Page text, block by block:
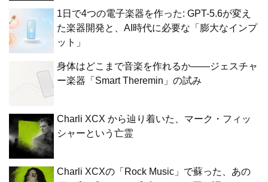
1日で4つの電子楽器を作った: GPT-5.6が変え
た楽器開発と、AI時代に必要な「膨大なインプ
ット」
身体はどこまで音楽を作れるか——ジェスチャ
ー楽器「Smart Theremin」の試み
Charli XCX から辿り着いた、マーク・フィッ
シャーという亡霊
Charli XCXの「Rock Music」で蘇った、あの